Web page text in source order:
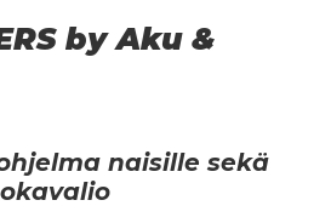
by Aku &
naisille sekä